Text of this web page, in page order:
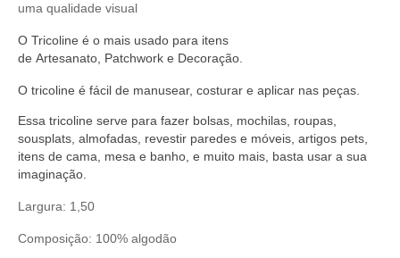
uma qualidade visual
O Tricoline é o mais usado para itens
de Artesanato Patchwork e Decoração
O tricoline é fácil de manusear, costurar e aplicar nas peças.
Essa tricoline serve para fazer bolsas, mochilas, roupas,
sousplats, almofadas, revestir paredes e móveis, artigos pets,
itens de cama, mesa e banho, e muito mais, basta usar a sua
imaginação.
Largura: 1,50
Composição: 100% algodão